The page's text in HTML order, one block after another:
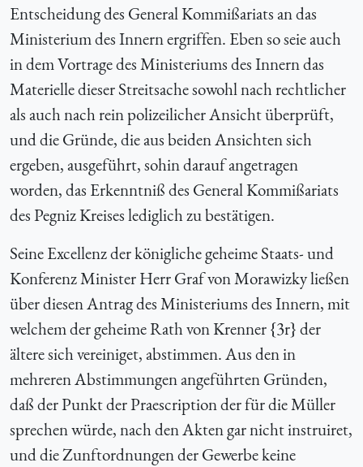
Entscheidung des General Kommißariats an das
Ministerium des Innern ergriffen. Eben so seie auch
in dem Vortrage des Ministeriums des Innern das
Materielle dieser Streitsache sowohl nachrechtlicher
als auch nach rein polizeilicher Ansicht überprüft,
und die Gründe, die aus beiden Ansichten sich
ergeben, ausgeführt, sohin darauf angetragen
worden, das Erkenntniß des General Kommißariats
des Pegniz Kreises lediglich zu bestätigen.
Seine Excellenz der königliche geheime Staats- und
Konferenz Minister Herr Graf von Morawizky ließen
über diesen Antrag des Ministeriums des Innern, mit
welchem der geheime Rath von Krenner {3r} der
ältere sich vereiniget, abstimmen. Aus den in
mehreren Abstimmungen angeführten Gründen,
daß der Punkt der Praescription der für die Müller
sprechen würde, nach den Akten gar nicht instruiret,
und die Zunftordnungen der Gewerbe keine